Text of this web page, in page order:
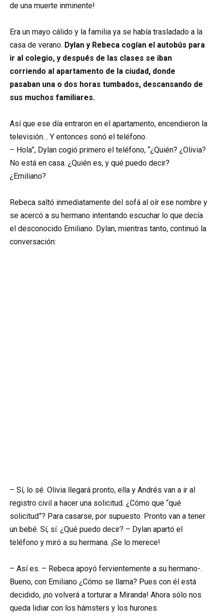
de una muerte inminente!
Era un mayo cálido y la familia ya se había trasladado a la
casa de verano. Dylan y Rebeca cogían el autobús para
ir al colegio, y después de las clases se iban
corriendo al apartamento de la ciudad, donde
pasaban una o dos horas tumbados, descansando de
sus muchos familiares.
Así que ese día entraron en el apartamento, encendieron la
televisión… Y entonces sonó el teléfono.
– Hola”, Dylan cogió primero el teléfono, “¿Quién? ¿Olivia?
No está en casa. ¿Quién es, y qué puedo decir?
¿Emiliano?
Rebeca saltó inmediatamente del sofá al oír ese nombre y
se acercó a su hermano intentando escuchar lo que decía
el desconocido Emiliano. Dylan, mientras tanto, continuó la
conversación:
– Sí, lo sé. Olivia llegará pronto, ella y Andrés van a ir al
registro civil a hacer una solicitud. ¿Cómo que “qué
solicitud”? Para casarse, por supuesto. Pronto van a tener
un bebé. Sí, sí. ¿Qué puedo decir? – Dylan apartó el
teléfono y miró a su hermana. ¡Se lo merece!
– Así es. – Rebeca apoyó fervientemente a su hermano-.
Bueno, con Emiliano ¿Cómo se llama? Pues con él está
decidido, ¡no volverá a torturar a Miranda! Ahora sólo nos
queda lidiar con los hámsters y los hurones.